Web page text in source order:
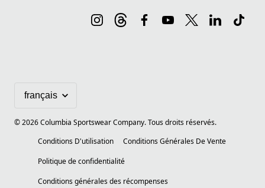
©2026Columbia Sportswear Company. Tous droits réservés.
Conditions D'utilisation
Conditions Générales De Vente
Politique de confidentialité
Conditions générales des récompenses